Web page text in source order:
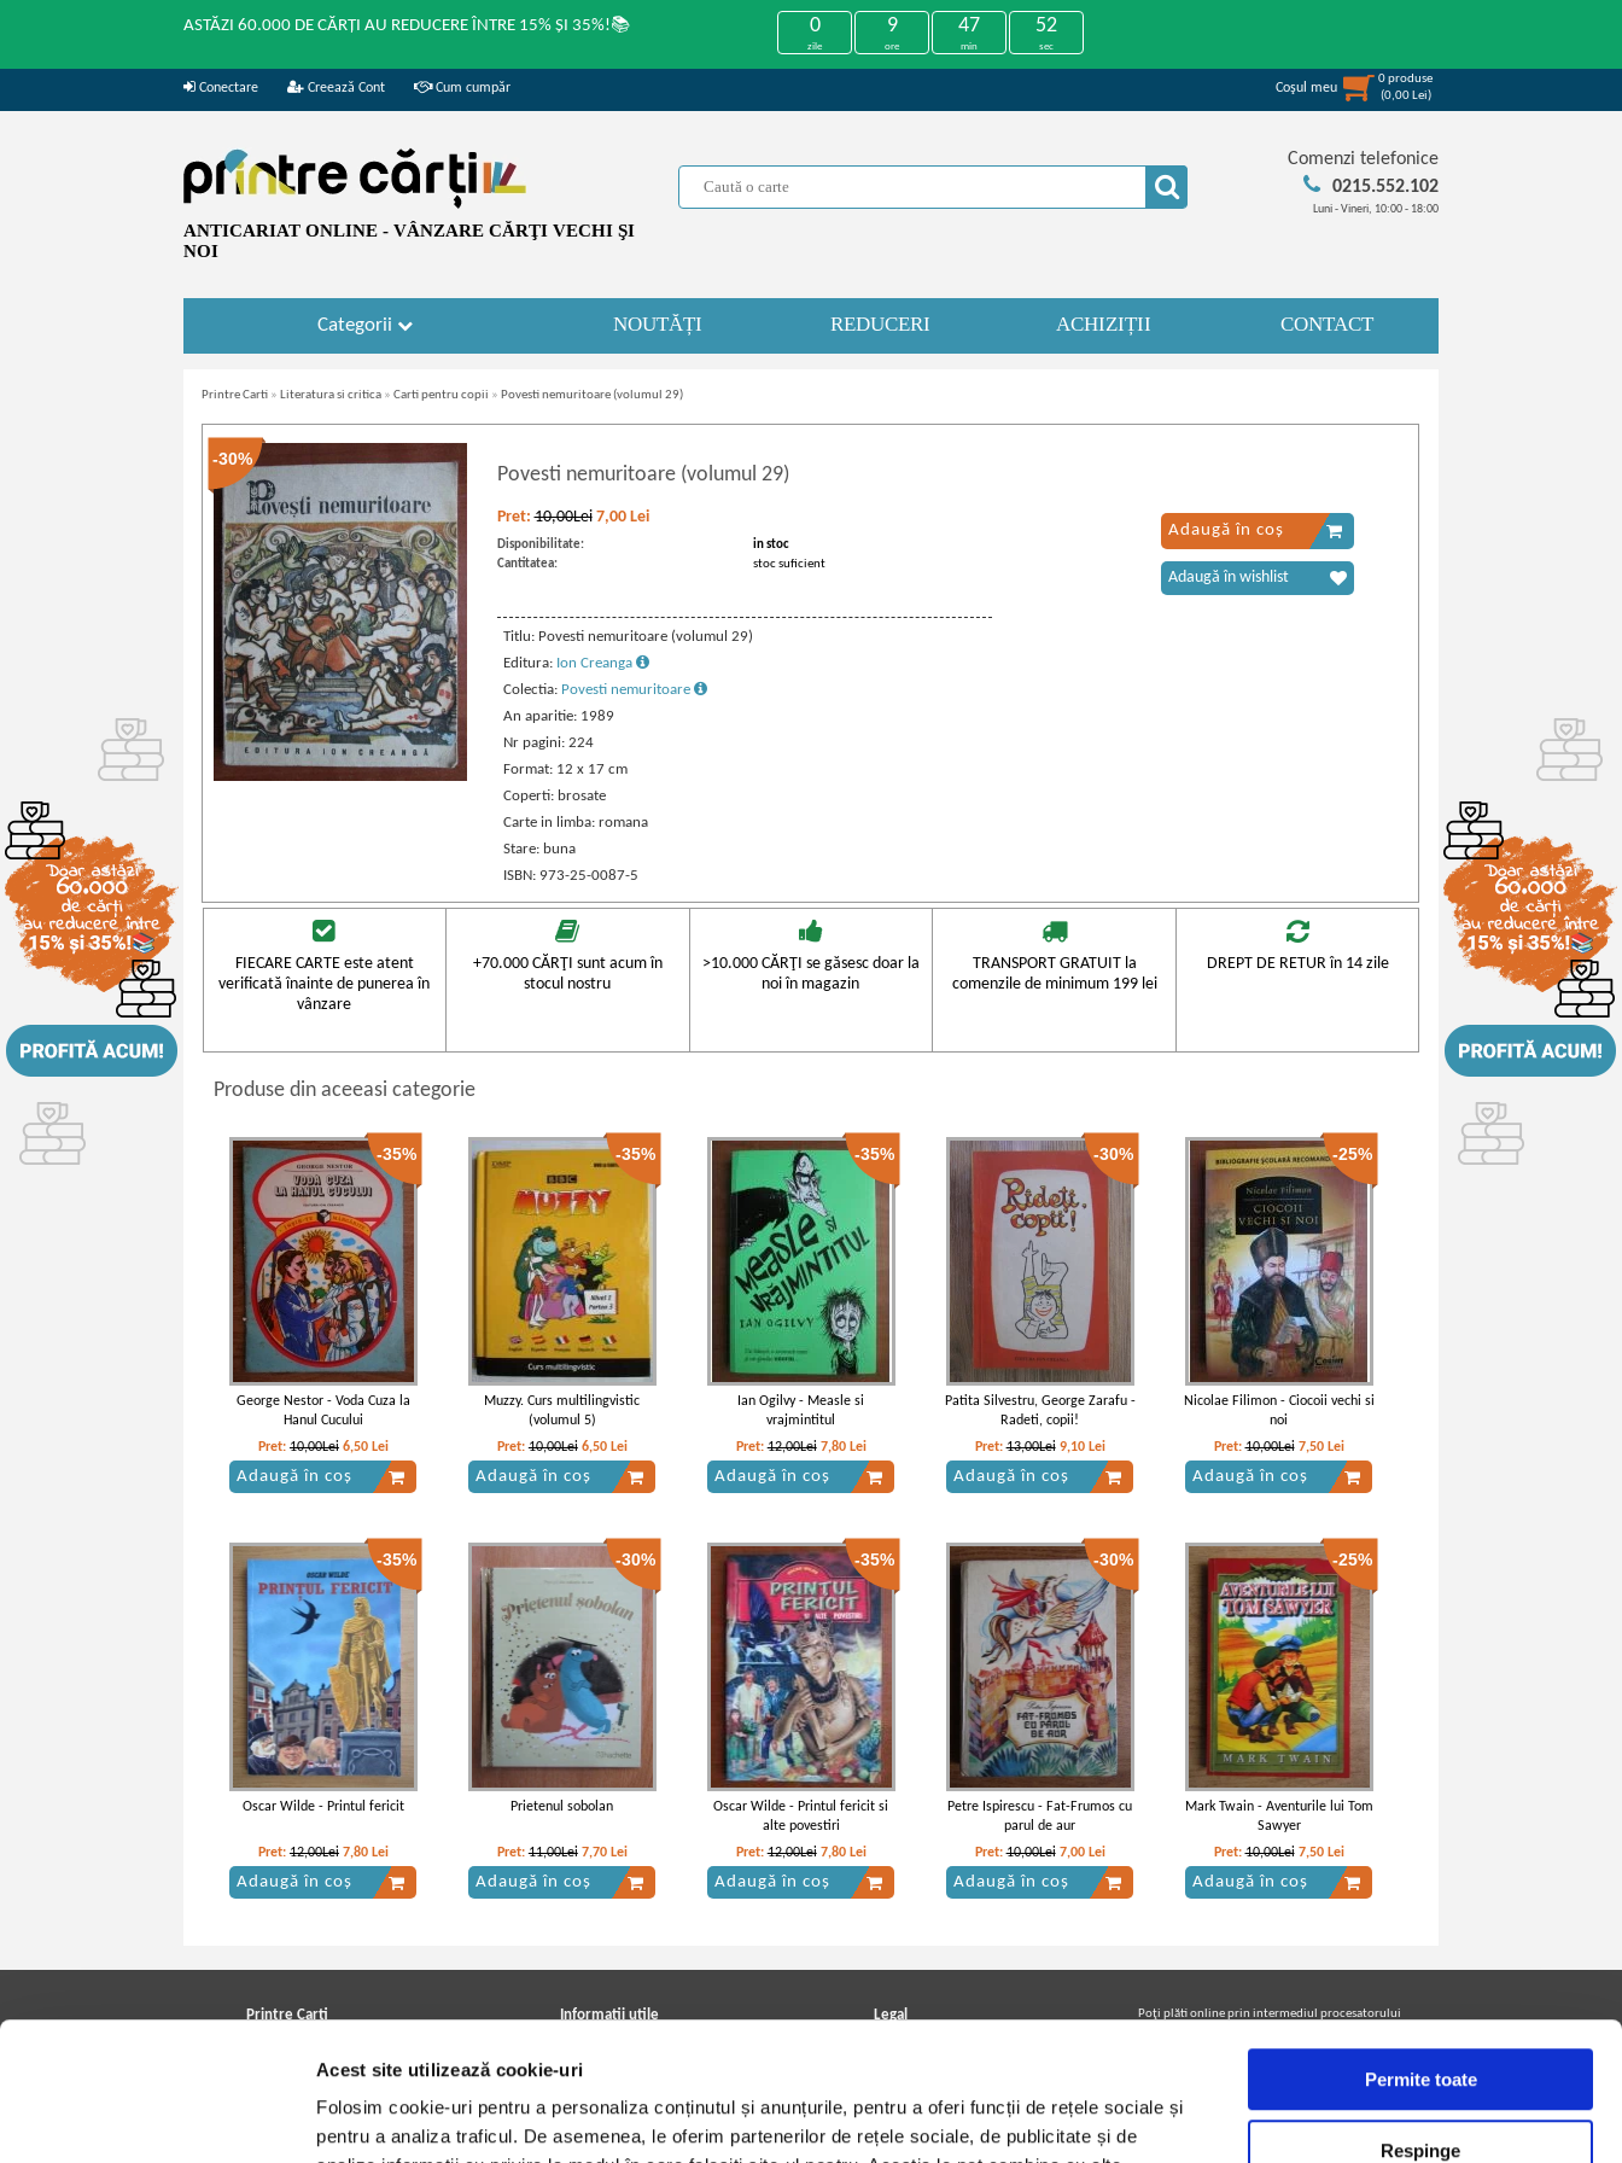
Acest site utilizează cookie-uri
Folosim cookie-uri pentru a personaliza conținutul și anunțurile, pentru a oferi funcții de rețele sociale și
pentru a analiza traficul. De asemenea, le oferim partenerilor de rețele sociale, de publicitate și de
Permite toate
Respinge
ASTĂZI 60.000 DE CĂRȚI AU REDUCERE ÎNTRE 15% ȘI 35%!📚 0
zile
9
ore
47
min
52
sec
Conectare Creează Cont Cum cumpăr Coşul meu
0produse
(0,00 Lei)
ANTICARIAT ONLINE - VÂNZARE CĂRŢI VECHI ŞI
NOI
Comenzi telefonice
0215.552.102
Luni - Vineri, 10:00 - 18:00
Categorii NOUTĂȚI REDUCERI ACHIZIȚII CONTACT
Printre Carti » Literatura si critica » Carti pentru copii » Povesti nemuritoare (volumul 29)
-30%
Povesti nemuritoare (volumul 29)
Pret:10,00Lei 7,00 Lei
Disponibilitate:
in stoc
Cantitatea:
stoc suficient
Titlu: Povesti nemuritoare (volumul 29)
Editura: Ion Creanga
Colectia: Povesti nemuritoare
An aparitie: 1989
Nr pagini: 224
Format: 12 x 17 cm
Coperti: brosate
Carte in limba: romana
Stare: buna
ISBN: 973-25-0087-5
Adaugă în coș
Adaugă în wishlist
FIECARE CARTE este atent
verificată înainte de punerea în
vânzare
+70.000 CĂRŢI sunt acum în
stocul nostru
>10.000 CĂRŢI se găsesc doar la
noi în magazin
TRANSPORT GRATUIT la
comenzile de minimum 199 lei
DREPT DE RETUR în 14 zile
Produse din aceeasi categorie
-35%
George Nestor - Voda Cuza la
Hanul Cucului
Pret: 10,00Lei 6,50 Lei
Adaugă în coș
-35%
Muzzy. Curs multilingvistic
(volumul 5)
Pret:10,00Lei 6,50 Lei
Adaugă în coș
-35%
Ian Ogilvy - Measle si
vrajmintitul
Pret:12,00Lei 7,80 Lei
Adaugă în coș
-30%
Patita Silvestru, George Zarafu -
Radeti, copii!
Pret:13,00Lei 9,10 Lei
Adaugă în coș
-25%
Nicolae Filimon - Ciocoii vechi si
noi
Pret:10,00Lei 7,50 Lei
Adaugă în coș
-35%
Oscar Wilde - Printul fericit
Pret: 12,00Lei 7,80 Lei
Adaugă în coș
-30%
Prietenul sobolan
Pret:11,00Lei 7,70 Lei
Adaugă în coș
-35%
Oscar Wilde - Printul fericit si
alte povestiri
Pret:12,00Lei 7,80 Lei
Adaugă în coș
-30%
Petre Ispirescu - Fat-Frumos cu
parul de aur
Pret:10,00Lei 7,00 Lei
Adaugă în coș
-25%
Mark Twain - Aventurile lui Tom
Sawyer
Pret:10,00Lei 7,50 Lei
Adaugă în coș
Printre Carti
Cele mai căutate cărți
Informatii utile
Achizitii viniluri, casete, CD/DVD
Cum cumpar?
Politica de livrare
Retur comenzi
Legal
Termeni si conditii
Utilizare cookie-uri
Poţi plăti online prin intermediul procesatorului
Urmăreşte-ne pe facebook pentru a fi la curent cu